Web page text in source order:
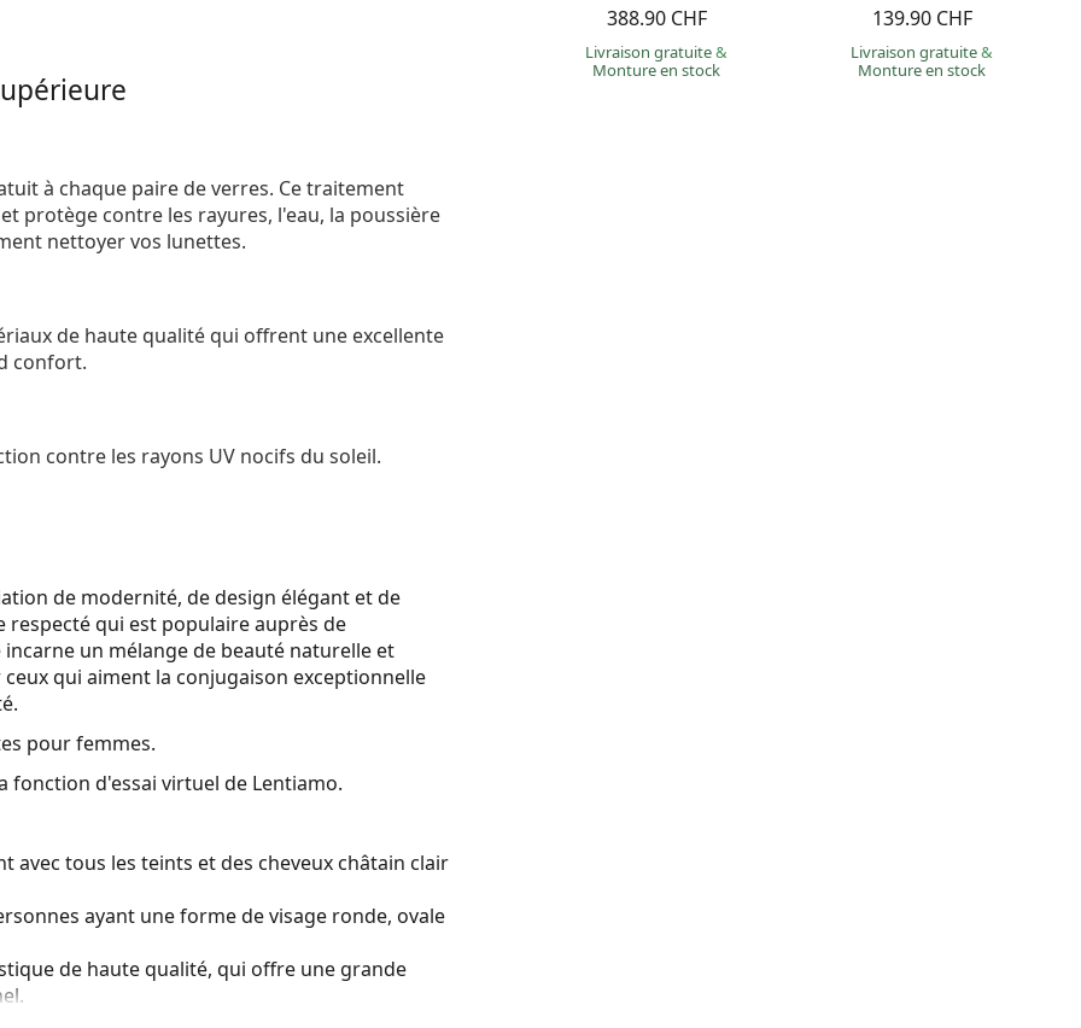
388.90 CHF
Livraison gratuite&
Monture en stock
139.90 CHF
Livraison gratuite&
Monture en stock
à chaque paire de verres. Ce traitement
protège contre les rayures, l'eau, la poussière
nettoyer vos lunettes.
de haute qualité qui offrent une excellente
confort.
contre les rayons UV nocifs du soleil.
de modernité, de design élégant et de
qui est populaire auprès de
un mélange de beauté naturelle et
qui aiment la conjugaison exceptionnelle
pour femmes.
fonction d'essai virtuel de Lentiamo.
tous les teints et des cheveux châtain clair
ayant une forme de visage ronde, ovale
de haute qualité, qui offre une grande